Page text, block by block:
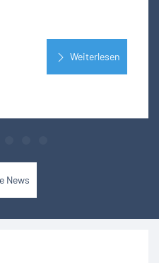
Weiterlesen
News